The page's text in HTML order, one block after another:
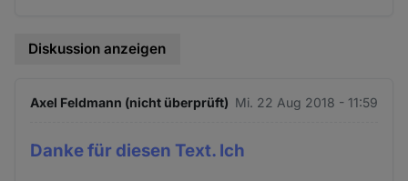
Diskussion anzeigen
Axel Feldmann (nicht überprüft) Mi. 22 Aug 2018 - 11:59
Danke für diesen Text. Ich